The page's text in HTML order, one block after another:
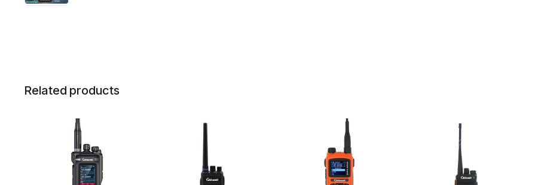
Related products